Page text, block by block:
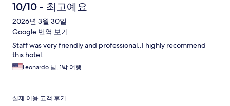
10/10 - 최고예요
2026년 3월 30일
Google 번역 보기
Staff was very friendly and professional..I highly recommend
this hotel.
Leonardo 님, 1박 여행
실제 이용 고객 후기